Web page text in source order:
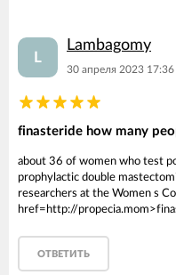
L
Lambagomy
30 апреля 2023 17:36
finasteride how many
about 36 of women who test
prophylactic double
researchers at the Women s
href=http://
ОТВЕТИТЬ